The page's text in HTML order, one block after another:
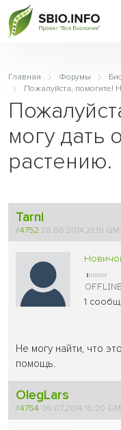
Главная Форумы
Пожалуйста, помогите!
могу дать
растению.
Tarni
#4752 28.06.2014 21:19
1
Не могу найти, что
помощь.
OlegLars
#4754 06.07.2014 15:20